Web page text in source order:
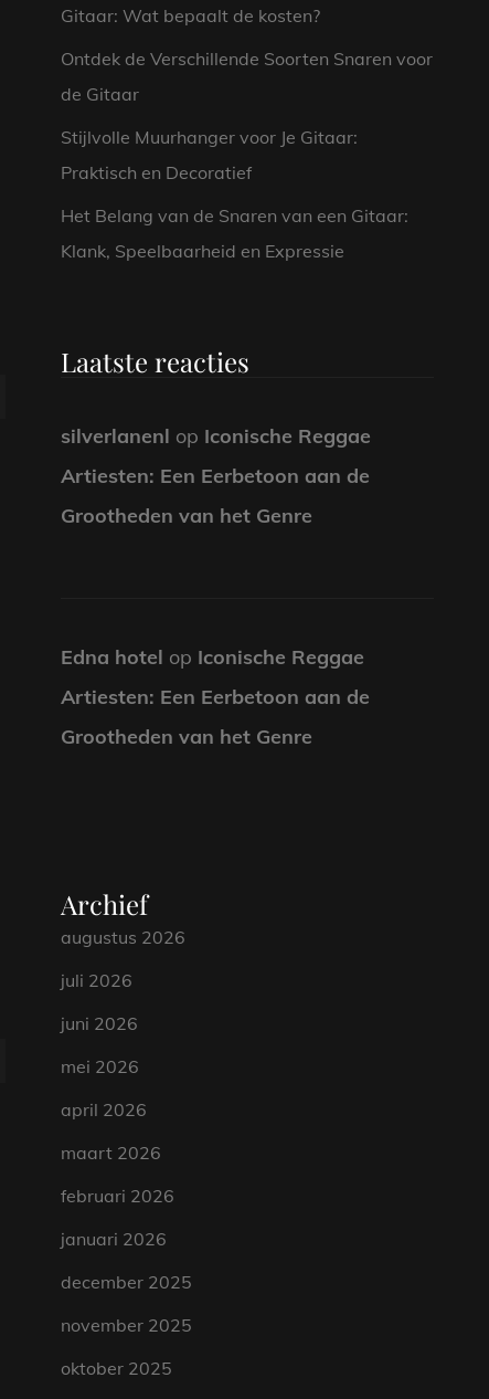
Gitaar: Wat bepaalt de kosten?
Ontdek de Verschillende Soorten Snaren voor
de Gitaar
Stijlvolle Muurhanger voor Je Gitaar:
Praktisch en Decoratief
Het Belang van de Snaren van een Gitaar:
Klank, Speelbaarheid en Expressie
Laatste reacties
silverlanenl op Iconische Reggae
Artiesten: Een Eerbetoon aan de
Grootheden van het Genre
Edna hotel op Iconische Reggae
Artiesten: Een Eerbetoon aan de
Grootheden van het Genre
Archief
augustus 2026
juli 2026
juni 2026
mei 2026
april 2026
maart 2026
februari 2026
januari 2026
december 2025
november 2025
oktober 2025